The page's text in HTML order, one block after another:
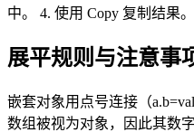
中。 4. 使用 Copy 复制结果。
展平规则与注意事
嵌套对象用点号连接（
数组被视为对象，因此其数